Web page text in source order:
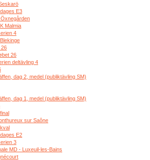
E3
Malmia
4
26
26
deltävling 4
dag 2, medel (publiktävling SM)
dag 1, medel (publiktävling SM)
sur Saône
E2
3
MD - Luxeuil-les-Bains